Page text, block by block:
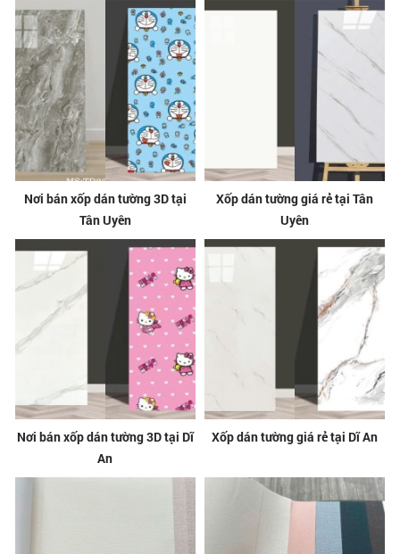
Nơi bán xốp dán tường 3D tại
Tân Uyên
Xốp dán tường giá rẻ tại Tân
Uyên
Nơi bán xốp dán tường 3D tại Dĩ
An
Xốp dán tường giá rẻ tại Dĩ An